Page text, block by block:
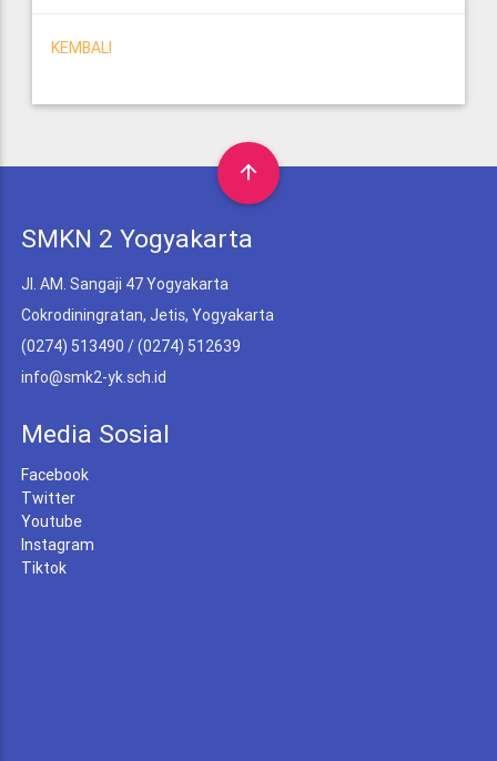
KEMBALI
arrow_upward
SMKN 2 Yogyakarta
Jl. AM. Sangaji 47 Yogyakarta
Cokrodiningratan, Jetis, Yogyakarta
(0274) 513490 / (0274) 512639
info@smk2-yk.sch.id
Media Sosial
Facebook
Twitter
Youtube
Instagram
Tiktok